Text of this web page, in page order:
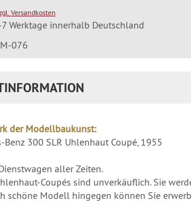
Versandkosten
Werktage innerhalb Deutschland
M-076
der Modellbaukunst:
Benz 300 SLR Uhlenhaut Coupé, 1955
aller Zeiten.
Coupés sind unverkäuflich. Sie
schöne Modell hingegen können Sie